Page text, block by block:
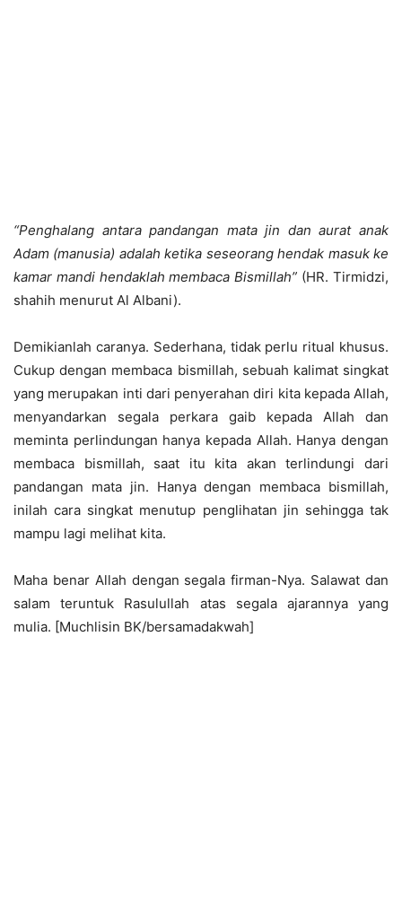
“Penghalang antara pandangan mata jin dan aurat anak
Adam (manusia) adalah ketika seseorang hendak masuk ke
kamar mandi hendaklah membaca Bismillah” (HR. Tirmidzi,
shahih menurut Al Albani).
Demikianlah caranya. Sederhana, tidak perlu ritual khusus.
Cukup dengan membaca bismillah, sebuah kalimat singkat
yang merupakan inti dari penyerahan diri kita kepada Allah,
menyandarkan segala perkara gaib kepada Allah dan
meminta perlindungan hanya kepada Allah. Hanya dengan
membaca bismillah, saat itu kita akan terlindungi dari
pandangan mata jin. Hanya dengan membaca bismillah,
inilah cara singkat menutup penglihatan jin sehingga tak
mampu lagi melihat kita.
Maha benar Allah dengan segala firman-Nya. Salawat dan
salam teruntuk Rasulullah atas segala ajarannya yang
mulia. [Muchlisin BK/bersamadakwah]